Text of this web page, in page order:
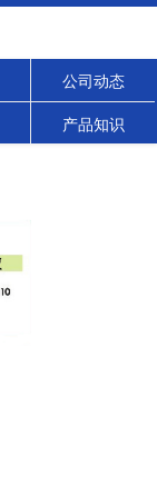
公司动态
产品知识